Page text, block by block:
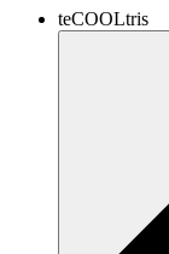
teCOOLtris